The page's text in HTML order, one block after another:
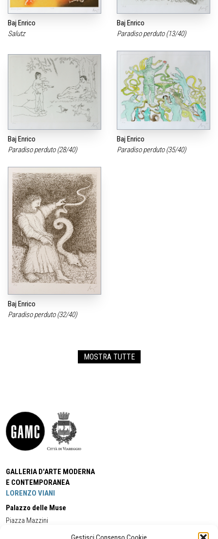
Baj Enrico
Salutz
Baj Enrico
Paradiso perduto (13/40)
Baj Enrico
Paradiso perduto (28/40)
Baj Enrico
Paradiso perduto (35/40)
Baj Enrico
Paradiso perduto (32/40)
MOSTRA TUTTE
GALLERIA D'ARTE MODERNA
E CONTEMPORANEA
LORENZO VIANI
Palazzo delle Muse
Piazza Mazzini